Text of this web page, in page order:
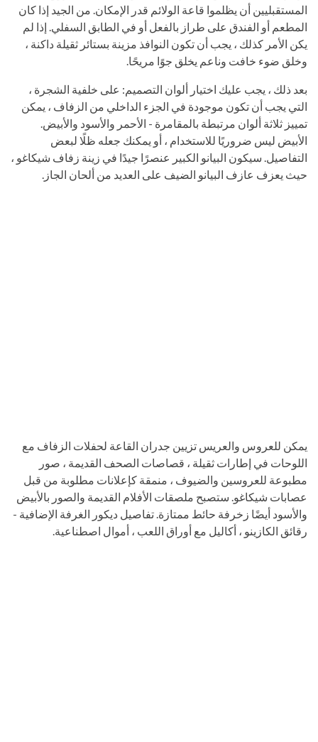
المستقبليين أن يظلموا قاعة الولائم قدر الإمكان. من الجيد إذا كان
المطعم أو الفندق على طراز بالفعل أو في الطابق السفلي. إذا لم
يكن الأمر كذلك ، يجب أن تكون النوافذ مزينة بستائر ثقيلة داكنة ،
وخلق ضوء خافت وناعم يخلق جوًا مريحًا.
بعد ذلك ، يجب عليك اختيار ألوان التصميم: على خلفية الشجرة ،
التي يجب أن تكون موجودة في الجزء الداخلي من الزفاف ، يمكن
تمييز ثلاثة ألوان مرتبطة بالمقامرة - الأحمر والأسود والأبيض.
الأبيض ليس ضروريًا للاستخدام ، أو يمكنك جعله ظلًا لبعض
التفاصيل. سيكون البيانو الكبير عنصرًا جيدًا في زينة زفاف شيكاغو ،
حيث يعزف عازف البيانو الضيف على العديد من ألحان الجاز.
يمكن للعروس والعريس تزيين جدران القاعة لحفلات الزفاف مع
اللوحات في إطارات ثقيلة ، قصاصات الصحف القديمة ، صور
مطبوعة للعروسين والضيوف ، منمقة كإعلانات مطلوبة من قبل
عصابات شيكاغو. ستصبح ملصقات الأفلام القديمة والصور بالأبيض
والأسود أيضًا زخرفة حائط ممتازة. تفاصيل ديكور الغرفة الإضافية -
رقائق الكازينو ، أكاليل مع أوراق اللعب ، أموال اصطناعية.